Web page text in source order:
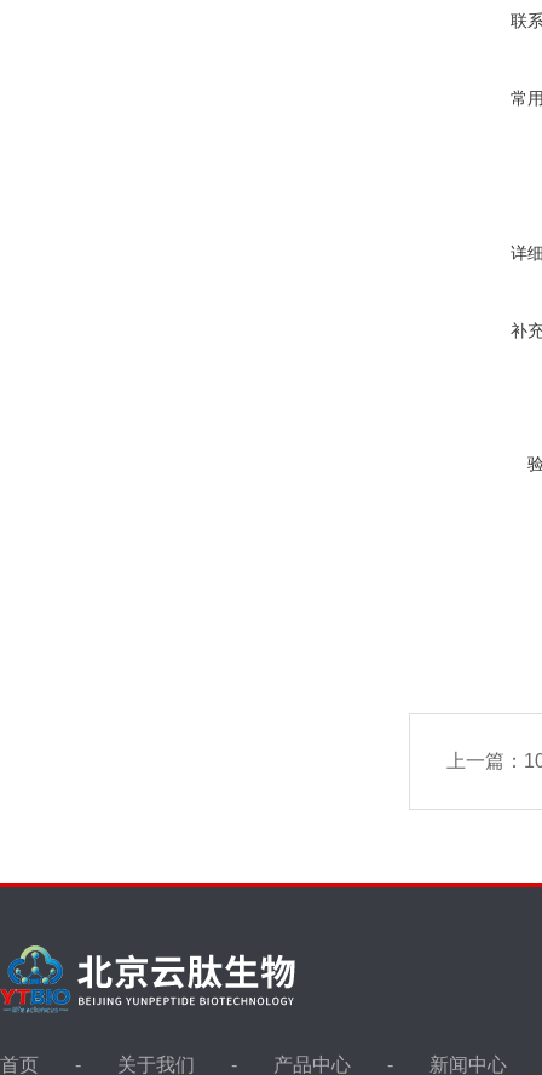
联
常
详
补
上一篇：
首页 关于我们 产品中心 新闻中心